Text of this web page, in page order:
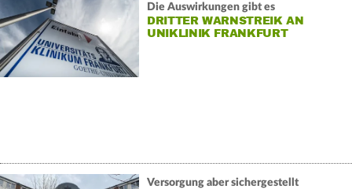
Die Auswirkungen gibt es
DRITTER WARNSTREIK AN
UNIKLINIK FRANKFURT
Versorgung aber sichergestellt